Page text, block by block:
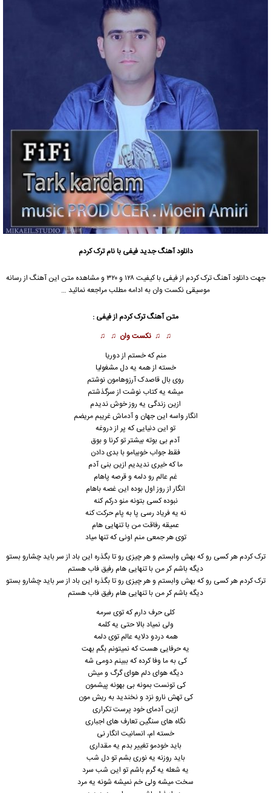
دانلود آهنگ جدیدفیفی با نام ترک کردم
جهت دانلود آهنگ ترک کردم از فیفی با کیفیت ۱۲۸ و ۳۲۰ و مشاهده متن این آهنگ از رسانه
موسیقی نکست وان به ادامه مطلب مراجعه نمائید …
متن آهنگ ترک کردم از فیفی :
♫ ♫ نکست وان ♫ ♫
منم که خستم از دوریا
خسته از همه یه دل مشغولیا
روی بال قاصدک آرزوهامون نوشتم
میشه یه کتاب نوشت از سرگذشتم
ازین زندگی یه روز خوش ندیدم
انگار واسه این جهان و آدماش غریبم مریضم
تو این دنیایی که پر از دروغه
آدم بی بوته بیشتر تو کرنا و بوق
فقط جواب خوبیامو با بدی دادن
ما که خیری ندیدیم ازین بنی آدم
غم‌ عالم رو دلمه و قرصه پاهام
انگار از روز اول بوده این غصه باهام
نبوده کسی بتونه منو درکم کنه
نه یه فریاد رسی پا به پام حرکت کنه
عمیقه رفاقت من با تنهایی هام
توی هر جمعی منم اونی که تنها میاد
ترک کردم هر کسی رو که بهش وابستم و هر چیزی رو تا بگذره این باد از سر باید چشارو بستو
دیگه باشم کر من با تنهایی هام رفیق فاب هستم
ترک کردم هر کسی رو که بهش وابستم و هر چیزی رو تا بگذره این باد از سر باید چشارو بستو
دیگه باشم کر من با تنهایی هام رفیق فاب هستم
کلی حرف دارم که توی سرمه
ولی نمیاد بالا حتی یه کلمه
همه دردو دلایه عالم توی دلمه
یه حرفایی هست که نمیتونم بگم بهت
کی به ما وفا کرده که ببینم دومی شه
دیگه هوای دلم هوای گرگ و میش
کی تونست بمونه بی بهونه پیشمون
کی تهش نارو نزد و نخندید به ریش مون
ازین آدمای خود پرست تکراری
نگاه های سنگين تعارف های اجباری
خسته ام، انسانیت انگار نی
باید خودمو تغيير بدم یه مقداری
باید روزنه یه نوری بشم تو دل شب
یه شعله یه گرم باشم تو این شب سرد
سخت میشه ولی خم نمیشه شونه یه مرد